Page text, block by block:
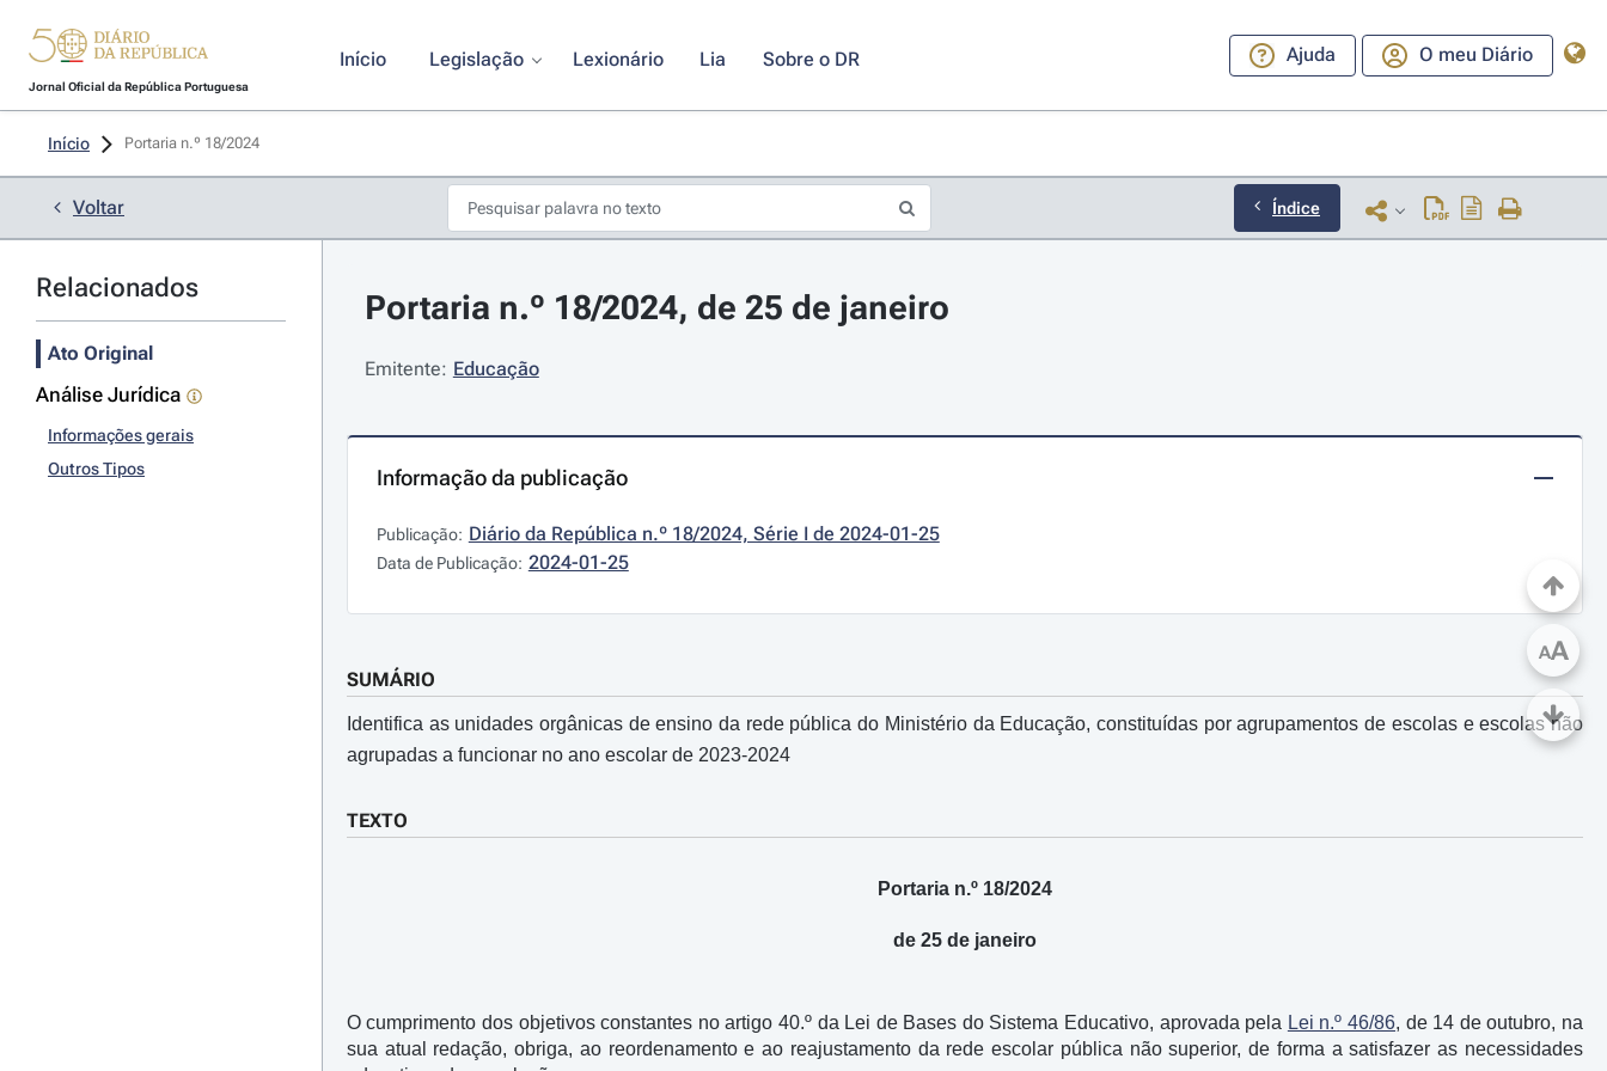
Jornal Oficial da República Portuguesa
Início Legislação Lexionário Lia Sobre o DR Ajuda O meu Diário
Início Portaria n.º 18/2024
Voltar Índice
Relacionados
Ato Original
Análise Jurídica
Informações gerais
Outros Tipos
Portaria n.º 18/2024, de 25 de janeiro
Emitente: Educação
Informação da publicação
Publicação: Diário da República n.º 18/2024, Série I de 2024-01-25
Data de Publicação: 2024-01-25
SUMÁRIO
Identifica as unidades orgânicas de ensino da rede pública do Ministério da Educação, constituídas por agrupamentos de escolas e escolas não
agrupadas a funcionar no ano escolar de 2023-2024
TEXTO
Portaria n.º 18/2024
de 25 de janeiro
O cumprimento dos objetivos constantes no artigo 40.º da Lei de Bases do Sistema Educativo, aprovada pela Lei n.º 46/86, de 14 de outubro, na
sua atual redação, obriga, ao reordenamento e ao reajustamento da rede escolar pública não superior, de forma a satisfazer as necessidades
AA